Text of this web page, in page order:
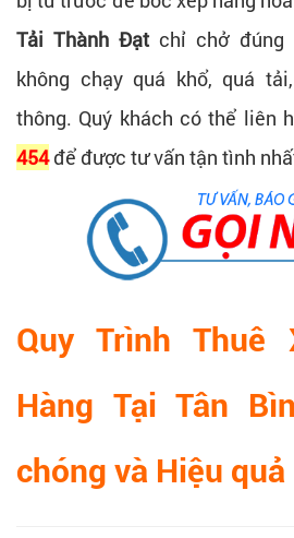
Tải Thành Đạt chỉ chở đúng
không chạy quá khổ, quá
thông. Quý khách có thể liên
454để được tư vấn tận tình
Quy Trình Thuê
Hàng Tại Tân
chóng và Hiệu quả